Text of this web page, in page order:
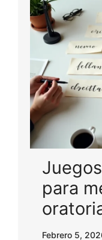
para
Febrero 5,